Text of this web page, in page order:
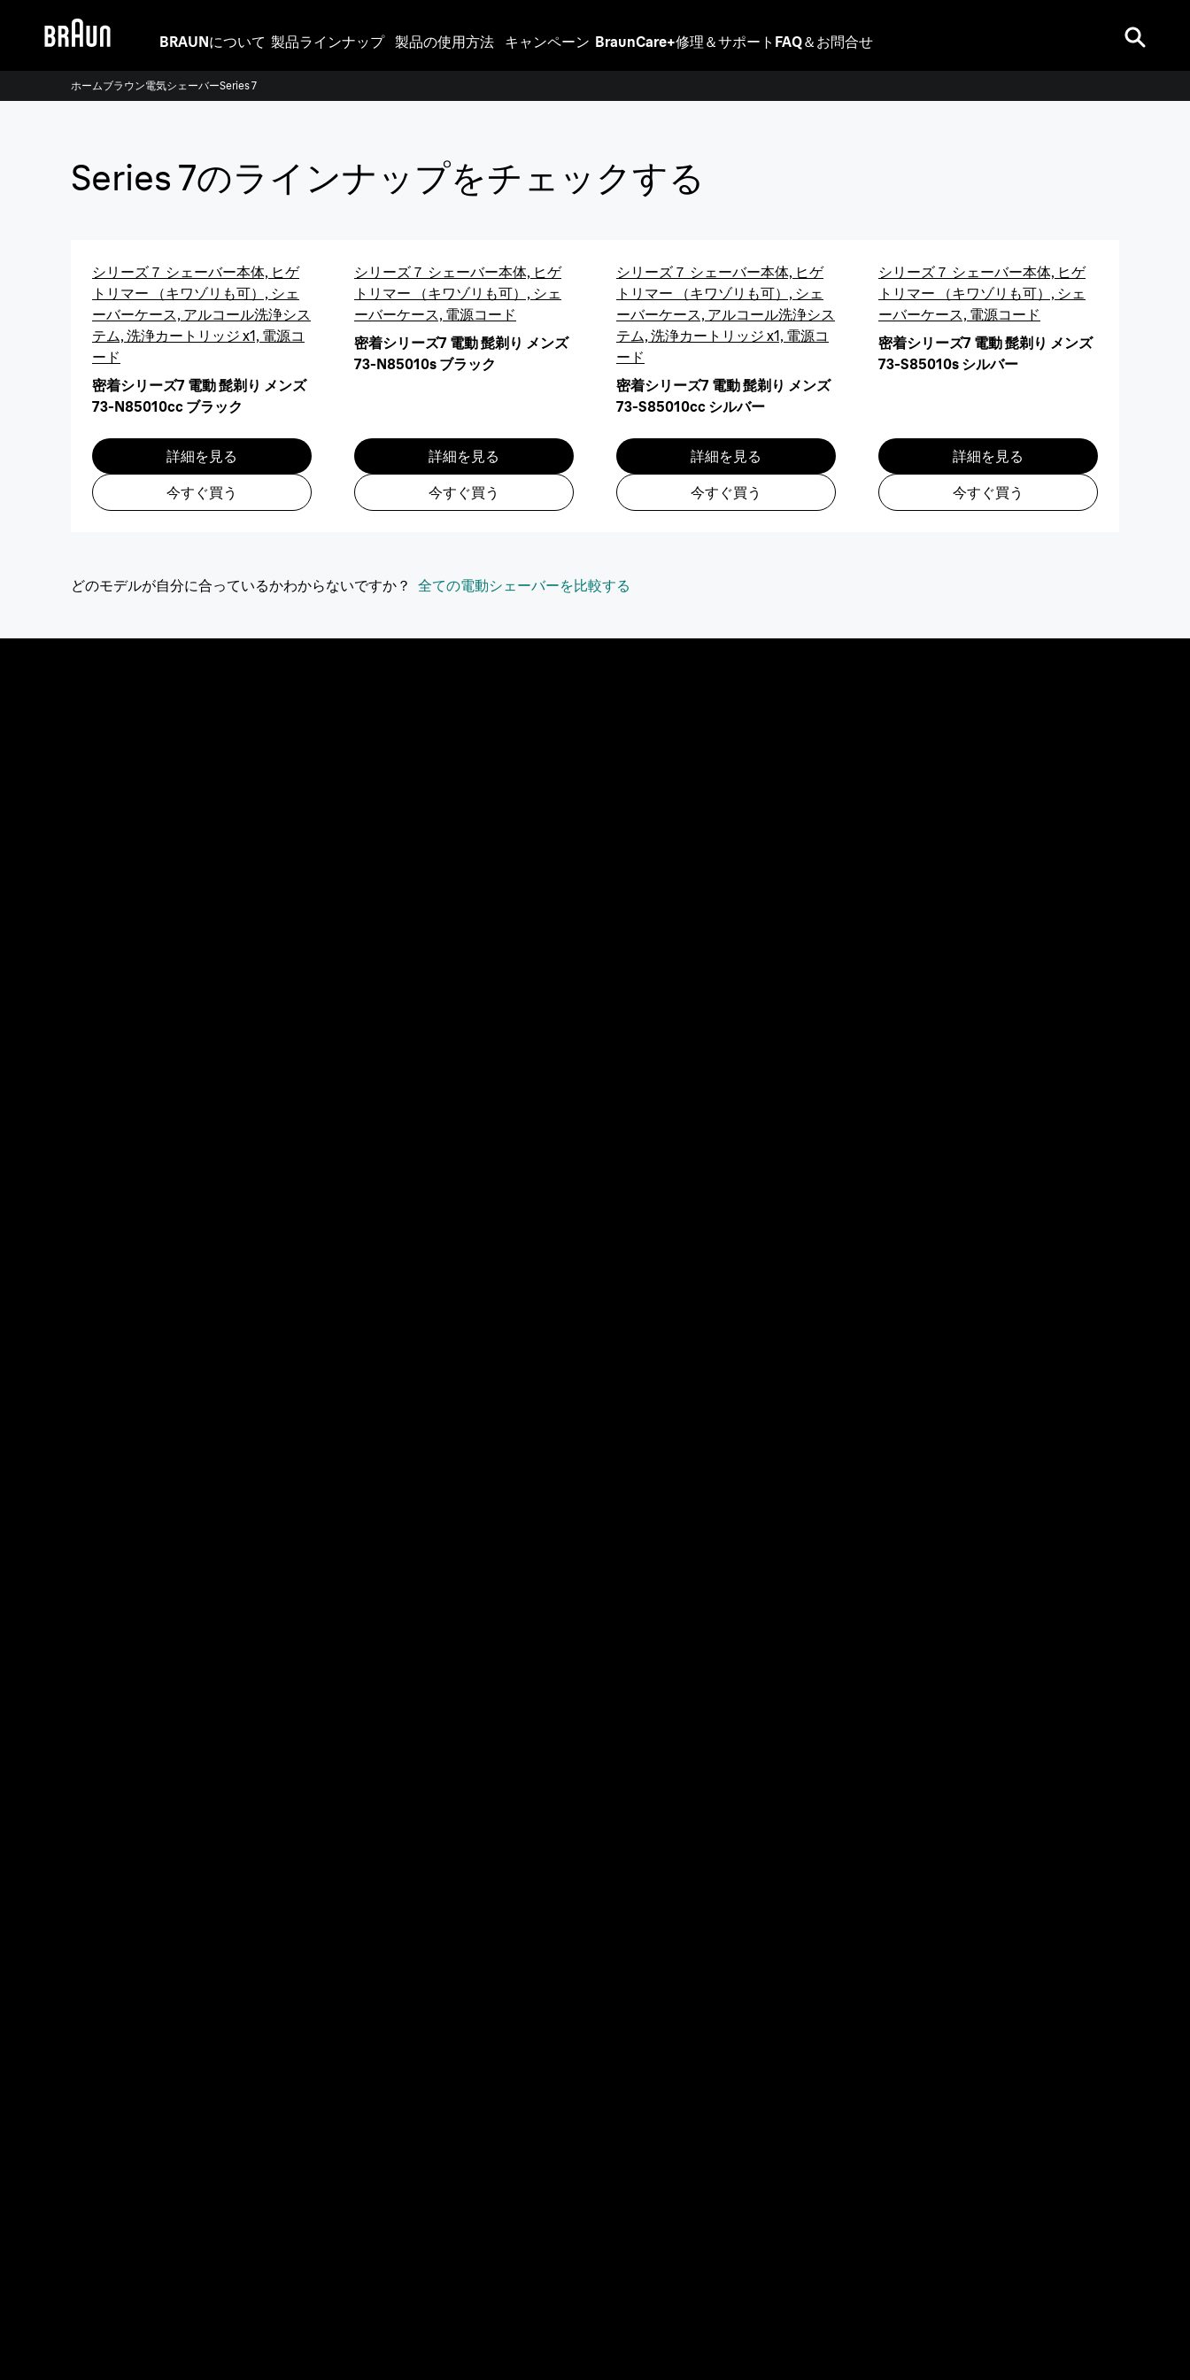
BRAUNについて 製品ラインナップ 製品の使用方法 キャンペーン BraunCare+修理＆サポート FAQ＆お問合せ
ホームブラウン電気シェーバーSeries 7
お風呂で深剃り、やさしい「ひと剃り」
今すぐ購入
Series 7のラインナップをチェックする
シリーズ７ シェーバー本体, ヒゲ
トリマー （キワゾリも可）, シェ
ーバーケース, アルコール洗浄シス
テム, 洗浄カートリッジ x1, 電源コ
ード
密着シリーズ7 電動 髭剃り メンズ
73-N85010cc ブラック
詳細を見る
今すぐ買う
シリーズ７ シェーバー本体, ヒゲ
トリマー （キワゾリも可）, シェ
ーバーケース, 電源コード
密着シリーズ7 電動 髭剃り メンズ
73-N85010s ブラック
詳細を見る
今すぐ買う
シリーズ７ シェーバー本体, ヒゲ
トリマー （キワゾリも可）, シェ
ーバーケース, アルコール洗浄シス
テム, 洗浄カートリッジ x1, 電源コ
ード
密着シリーズ7 電動 髭剃り メンズ
73-S85010cc シルバー
詳細を見る
今すぐ買う
シリーズ７ シェーバー本体, ヒゲ
トリマー （キワゾリも可）, シェ
ーバーケース, 電源コード
密着シリーズ7 電動 髭剃り メンズ
73-S85010s シルバー
詳細を見る
今すぐ買う
どのモデルが自分に合っているかわからないですか？ 全ての電動シェーバーを比較する